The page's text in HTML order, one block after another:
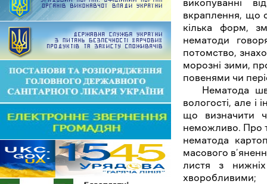
викопуванні
вкраплення, що
кілька форм,
нематоди
потомство,
морозні зими,
повенями чи
Нематода
вологості, але і
що визначити
неможливо. Про
нематода
масового
листя з
хворобливими;